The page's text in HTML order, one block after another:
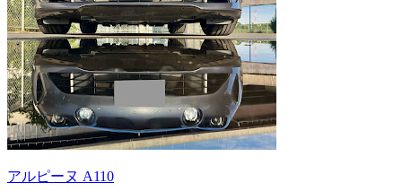
アルピーヌ A110